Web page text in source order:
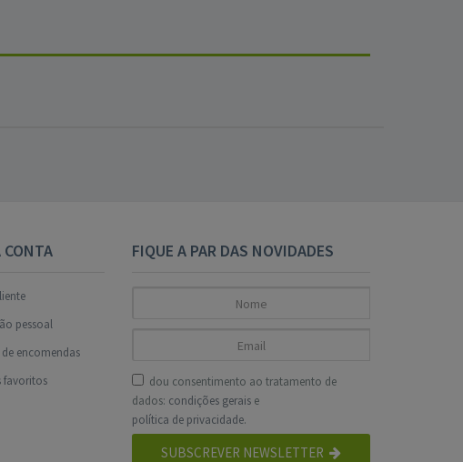
pessoal
encomendas
favoritos
FIQUE A PAR DAS NOVIDADES
dou consentimento ao tratamento de
dados: condições geraise
política de privacidade.
SUBSCREVER NEWSLETTER